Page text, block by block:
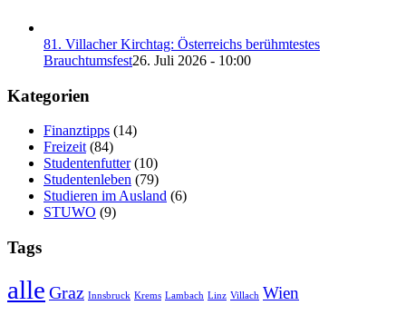
81. Villacher Kirchtag: Österreichs berühmtestes
Brauchtumsfest26. Juli 2026 - 10:00
Kategorien
Finanztipps (14)
Freizeit(84)
Studentenfutter(10)
Studentenleben (79)
Studieren im Ausland (6)
STUWO (9)
Tags
alle Graz Innsbruck Krems Lambach Linz Villach Wien